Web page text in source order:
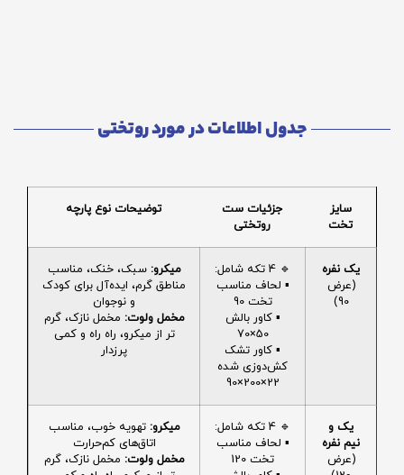
جدول اطلاعات در مورد روتختی
سایز
تخت
جزئیات ست
روتختی
توضیحات نوع پارچه
یک نفره
(عرض
90)
🔹 4 تکه شامل:
▪️ لحاف مناسب
تخت 90
▪️ کاور بالش
50×70
▪️ کاور تشک
کش‌دوزی شده
22×200×90
میکرو: سبک، خنک، مناسب
مناطق گرم، ایده‌آل برای کودک
و نوجوان
مخمل ولوت: مخمل نازک، گرم
تر از میکرو، راه راه و کمی
پرزدار
یک و
نیم نفره
(عرض
🔹 4 تکه شامل:
▪️ لحاف مناسب
تخت 120
میکرو: تهویه خوب، مناسب
اتاق‌های کم‌حرارت
مخمل ولوت: مخمل نازک، گرم